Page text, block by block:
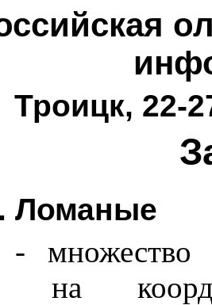
Троицк, 22-
Ломаные
множество
на